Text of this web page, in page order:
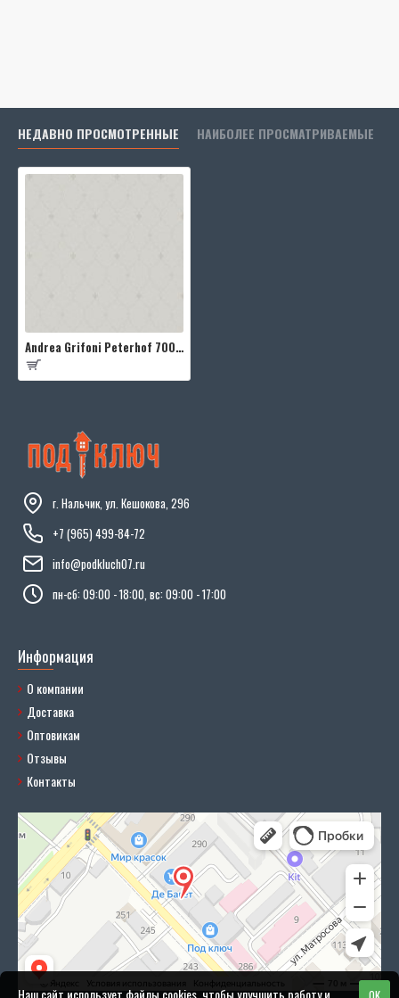
НЕДАВНО ПРОСМОТРЕННЫЕ НАИБОЛЕЕ ПРОСМАТРИВАЕМЫЕ
Andrea Grifoni Peterhof 7006-3
г. Нальчик, ул. Кешокова, 296
+7 (965) 499-84-72
info@podkluch07.ru
пн-сб: 09:00 - 18:00, вс: 09:00 - 17:00
Информация
О компании
Доставка
Оптовикам
Отзывы
Контакты
Наш сайт использует файлы cookies, чтобы улучшить работу и